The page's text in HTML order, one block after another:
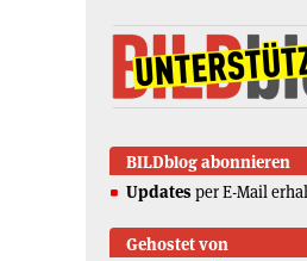
BILDblog abonnieren
Updates per E-Mail
Gehostet von